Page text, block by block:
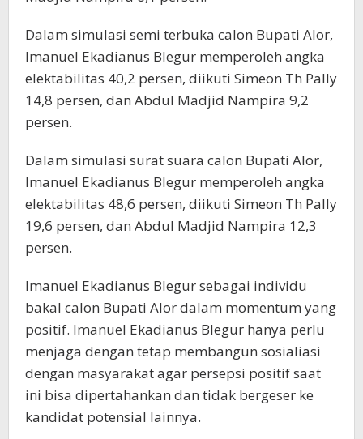
Dalam simulasi semi terbuka calon Bupati Alor,
Imanuel Ekadianus Blegur memperoleh angka
elektabilitas 40,2 persen, diikuti Simeon Th Pally
14,8 persen, dan Abdul Madjid Nampira 9,2
persen.
Dalam simulasi surat suara calon Bupati Alor,
Imanuel Ekadianus Blegur memperoleh angka
elektabilitas 48,6 persen, diikuti Simeon Th Pally
19,6 persen, dan Abdul Madjid Nampira 12,3
persen.
Imanuel Ekadianus Blegur sebagai individu
bakal calon Bupati Alor dalam momentum yang
positif. Imanuel Ekadianus Blegur hanya perlu
menjaga dengan tetap membangun sosialiasi
dengan masyarakat agar persepsi positif saat
ini bisa dipertahankan dan tidak bergeser ke
kandidat potensial lainnya.